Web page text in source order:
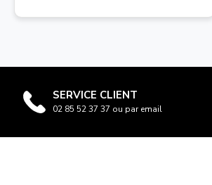
SERVICE CLIENT
02 85 52 37 37 ou par email